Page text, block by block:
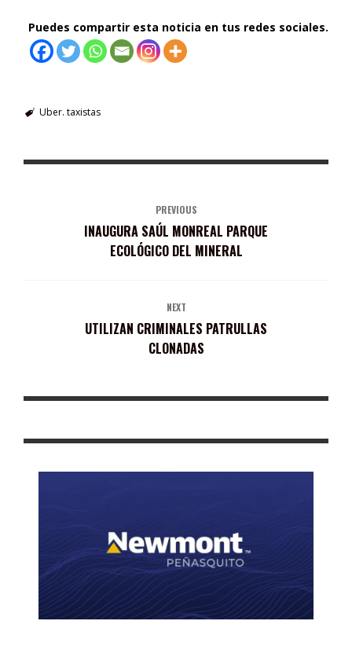
Puedes compartir esta noticia en tus redes sociales.
Uber. taxistas
PREVIOUS
INAUGURA SAÚL MONREAL PARQUE
ECOLÓGICO DEL MINERAL
NEXT
UTILIZAN CRIMINALES PATRULLAS
CLONADAS